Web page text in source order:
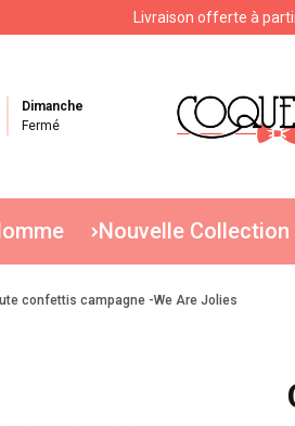
Livraison offerte à
Dimanche
Fermé
Nouvelle Collection
confettis campagne -We Are Jolies